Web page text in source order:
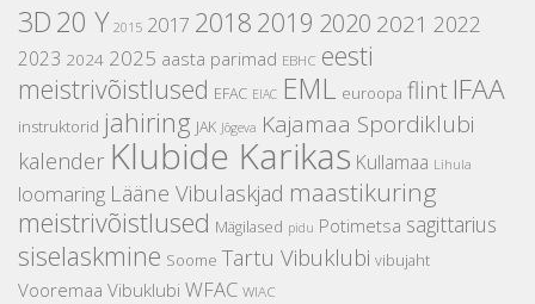
3D20 Y 2015 2017 2018 2019 2020 2021 2022
2023 2024 2025 aasta parimad EBHC eesti
meistrivõistlused EFAC EIAC EML euroopa flint IFAA
instruktorid jahiring JAK Jõgeva Kajamaa Spordiklubi
kalender Klubide Karikas Kullamaa Lihula
loomaring Lääne Vibulaskjad maastikuring
meistrivõistlused Mägilased pidu Potimetsa sagittarius
siselaskmine Soome Tartu Vibuklubi vibujaht
Vooremaa Vibuklubi WFAC WIAC